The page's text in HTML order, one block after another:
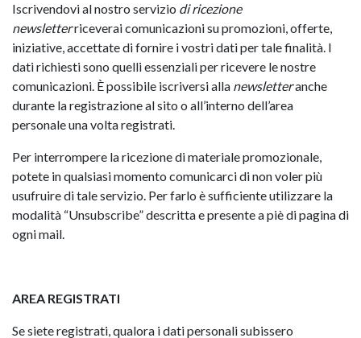
Iscrivendovi al nostro servizio di ricezione
newsletterriceverai comunicazioni su promozioni, offerte,
iniziative, accettate di fornire i vostri dati per tale finalità. I
dati richiesti sono quelli essenziali per ricevere le nostre
comunicazioni. È possibile iscriversi alla newsletteranche
durante la registrazione al sito o all’interno dell’area
personale una volta registrati.
Per interrompere la ricezione di materiale promozionale,
potete in qualsiasi momento comunicarci di non voler più
usufruire di tale servizio. Per farlo è sufficiente utilizzare la
modalità “Unsubscribe” descritta e presente a piè di pagina di
ogni mail.
AREA REGISTRATI
Se siete registrati, qualora i dati personali subissero